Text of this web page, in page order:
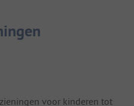
voor kinderen tot